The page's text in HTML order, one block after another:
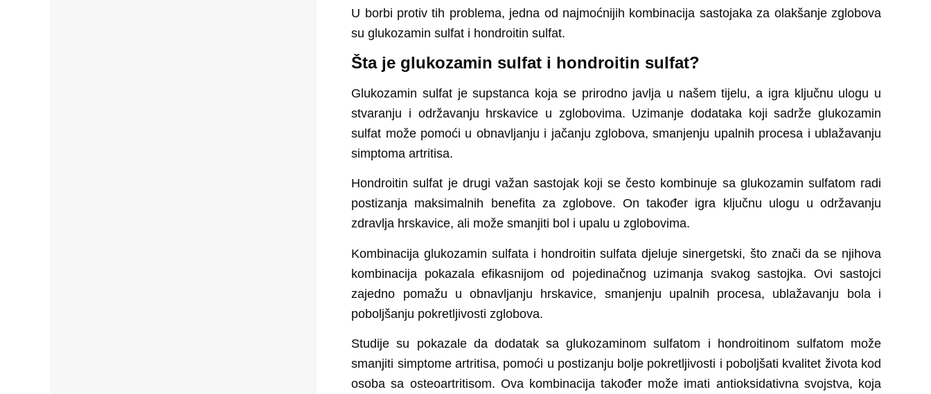
U borbi protiv tih problema, jedna od najmoćnijih kombinacija sastojaka za olakšanje zglobova
suglukozamin sulfat i hondroitin sulfat.
Šta je glukozamin sulfat i hondroitin sulfat?
Glukozamin sulfatje supstanca koja se prirodno javlja u našem tijelu, a igra ključnu ulogu u
stvaranju i održavanju hrskavice u zglobovima. Uzimanje dodataka koji sadrže glukozamin
sulfat može pomoći u obnavljanju i jačanju zglobova, smanjenju upalnih procesa i ublažavanju
simptoma artritisa.
Hondroitin sulfat je drugi važan sastojak koji se često kombinuje sa glukozamin sulfatom radi
postizanja maksimalnih benefita za zglobove. On također igra ključnu ulogu u održavanju
zdravlja hrskavice, ali može smanjiti bol i upalu u zglobovima.
Kombinacija glukozamin sulfata i hondroitin sulfata djeluje sinergetski, što znači da se njihova
kombinacija pokazala efikasnijom od pojedinačnog uzimanja svakog sastojka. Ovi sastojci
zajedno pomažu uobnavljanju hrskavice, smanjenju upalnih procesa, ublažavanju bola i
poboljšanju pokretljivosti zglobova.
Studije su pokazale da dodatak sa glukozaminom sulfatom i hondroitinom sulfatom može
smanjiti simptome artritisa, pomoći u postizanju bolje pokretljivosti i poboljšati kvalitet života kod
osoba sa osteoartritisom. Ova kombinacija također može imati antioksidativna svojstva, koja